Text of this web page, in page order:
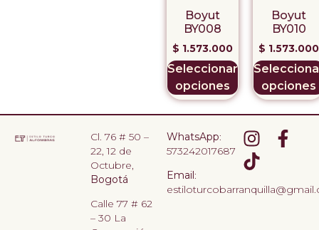
Boyut
BY008
$ 1.573.000
Seleccionar
opciones
Boyut
BY010
$ 1.573.000
opciones
Cl. 76 # 50 –
22, 12 de
Octubre,
Bogotá
Calle 77 # 62
– 30 La
WhatsApp:
573242017687
Email :